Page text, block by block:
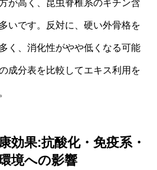
が高く、昆虫脊椎系のキチン含
いです。反対に、硬い外骨格を
く、消化性がやや低くなる可能
成分表を比較してエキス利用を
効果:抗酸化・免疫系・
境への影響